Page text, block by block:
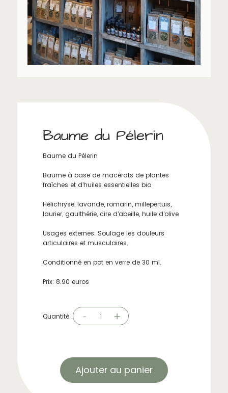
Baume du Pélerin
Baume du Pélerin
Baume à base de macérats de plantes
fraîches et d'huiles essentielles bio
Hélichryse, lavande, romarin, millepertuis,
laurier, gaulthérie, cire d'abeille, huile d'olive
Usages externes: Soulage les douleurs
articulaires et musculaires.
Conditionné en pot en verre de 30 ml.
Prix: 8.90 euros
Quantité : - 1 +
Ajouter au panier